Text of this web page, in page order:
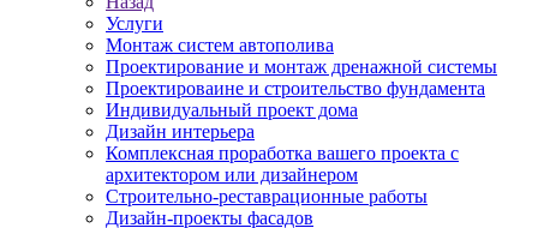
Услуги
Монтаж систем автополива
Проектирование и монтаж дренажной системы
Проектироваине и строительство фундамента
Индивидуальный проект дома
Дизайн интерьера
Комплексная проработка вашего проекта с
архитектором или дизайнером
Строительно-реставрационные работы
Дизайн-проекты фасадов